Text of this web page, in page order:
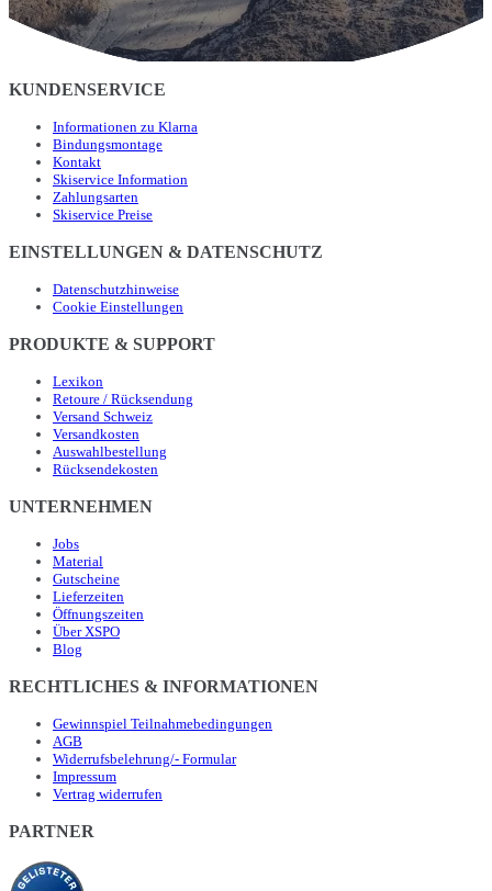
KUNDENSERVICE
Informationen zu Klarna
Bindungsmontage
Kontakt
Skiservice Information
Zahlungsarten
Skiservice Preise
EINSTELLUNGEN & DATENSCHUTZ
Datenschutzhinweise
Cookie Einstellungen
PRODUKTE & SUPPORT
Lexikon
Retoure / Rücksendung
Versand Schweiz
Versandkosten
Auswahlbestellung
Rücksendekosten
UNTERNEHMEN
Jobs
Material
Gutscheine
Lieferzeiten
Öffnungszeiten
Über XSPO
Blog
RECHTLICHES & INFORMATIONEN
Gewinnspiel Teilnahmebedingungen
AGB
Widerrufsbelehrung/- Formular
Impressum
Vertrag widerrufen
PARTNER